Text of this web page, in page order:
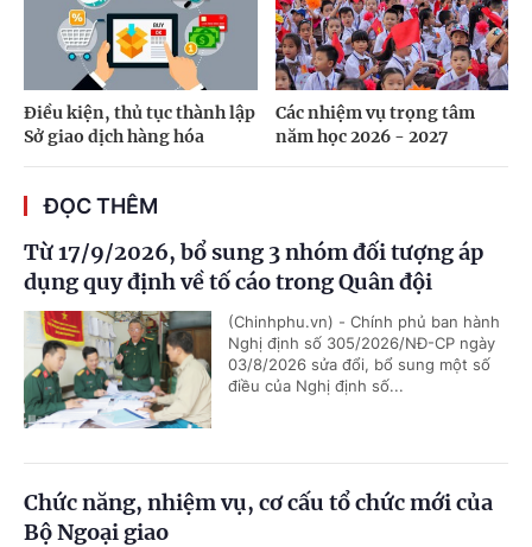
Điều kiện, thủ tục thành lập
Sở giao dịch hàng hóa
Các nhiệm vụ trọng tâm
năm học 2026 - 2027
ĐỌC THÊM
Từ 17/9/2026, bổ sung 3 nhóm đối tượng áp
dụng quy định về tố cáo trong Quân đội
(Chinhphu.vn) - Chính phủ ban hành
Nghị định số 305/2026/NĐ-CP ngày
03/8/2026 sửa đổi, bổ sung một số
điều của Nghị định số...
Chức năng, nhiệm vụ, cơ cấu tổ chức mới của
Bộ Ngoại giao